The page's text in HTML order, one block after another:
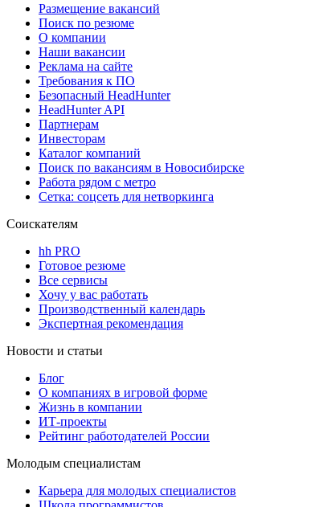
Размещение вакансий
Поиск по резюме
О компании
Наши вакансии
Реклама на сайте
Требования к ПО
Безопасный HeadHunter
HeadHunter API
Партнерам
Инвесторам
Каталог компаний
Поиск по вакансиям в Новосибирске
Работа рядом с метро
Сетка: соцсеть для нетворкинга
Соискателям
hh PRO
Готовое резюме
Все сервисы
Хочу у вас работать
Производственный календарь
Экспертная рекомендация
Новости и статьи
Блог
О компаниях в игровой форме
Жизнь в компании
ИТ-проекты
Рейтинг работодателей России
Молодым специалистам
Карьера для молодых специалистов